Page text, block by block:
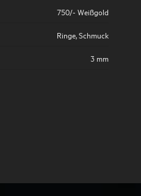
750/- Weißgold
Ringe Schmuck
3 mm